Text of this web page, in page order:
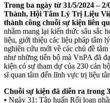
Trong ba ngày từ 31/5/2024 –
Thành, Hội Tâm Lý Trị Liệu
thành công chuỗi sự kiện liên
nhằm mang lại kiến thức sâu sắc
liệu, giới thiệu các liệu pháp tâm
nghiên cứu mới về các chủ đề
như những tiến bộ mà VnPA đã
kiện có sự tham dự của 230 cán
sĩ quan tâm đến lĩnh vực trị liệu
Chuỗi sự kiện đã diễn ra trong
▪️ Ngày 31: Tập huấn Rối loạn